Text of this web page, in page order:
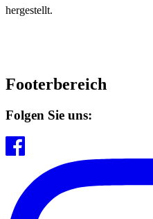
hergestellt.
Footerbereich
Folgen Sie uns: